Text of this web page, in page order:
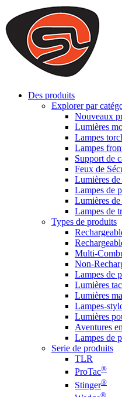
We use cookies to ensure that
on our website. By continuing
that cookies are used to help
to offer you a better
you can disable cookies, you
Des produits
Explorer par
Nouveaux
Lumières
Lampes
Lampes
Support de
Feux de
Lumières
Lampes de
Lumières de
Lampes de
Types de produits
Multi-
Non-
Lampes de
Lumières
Lumières
Lampes-
Lumières
Aventures
Lampes de
Serie de produits
TLR
ProTac®
Stinger®
®